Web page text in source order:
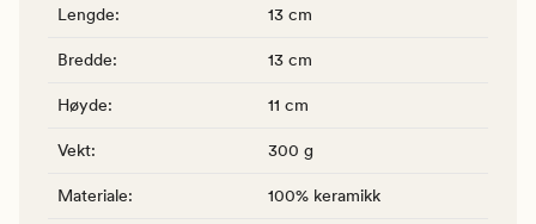
Lengde: 13 cm
Bredde: 13 cm
Høyde: 11 cm
Vekt: 300 g
Materiale: 100% keramikk